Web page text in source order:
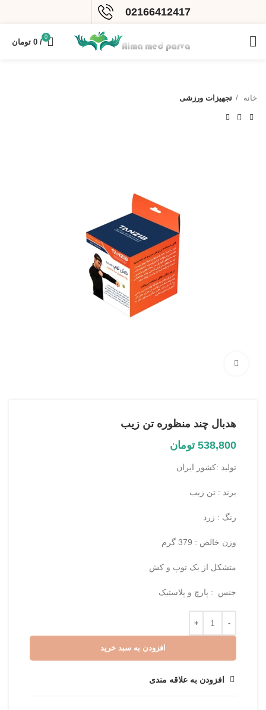
02166412417
0
/
0 تومان
خانه تجهیزات ورزشی
هدبال چند منظوره تن زیب
538,800 تومان
تولید :کشور ایران
برند : تن زیب
رنگ : زرد
وزن خالص : 379 گرم
متشکل از یک توپ و کش
جنس : پارچ و پلاستیک
افزودن به سبد خرید
افزودن به علاقه مندی